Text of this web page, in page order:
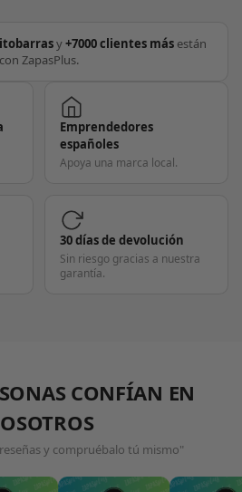
y+7000 clientes más están
ZapasPlus.
Emprendedores
españoles
Apoya una marca local.
30 días de devolución
Sin riesgo gracias a nuestra
garantía.
CONFÍAN EN
y compruébalo tú mismo"